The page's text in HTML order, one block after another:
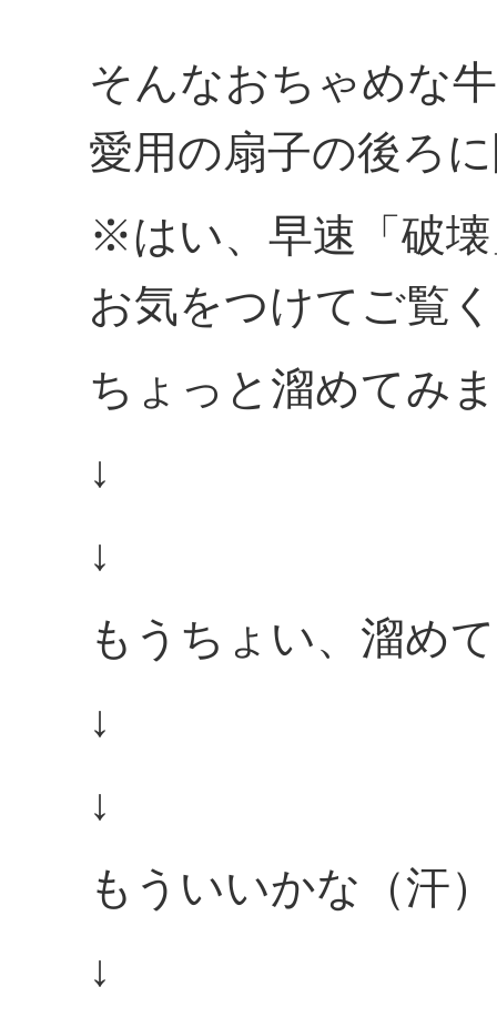
そんなおちゃめな
愛用の扇子の後ろ
※はい、早速「破
お気をつけてご覧
ちょっと溜めてみ
↓
↓
もうちょい、溜め
↓
↓
もういいかな（汗）
↓